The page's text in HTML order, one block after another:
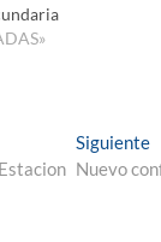
Siguiente
Nuevo